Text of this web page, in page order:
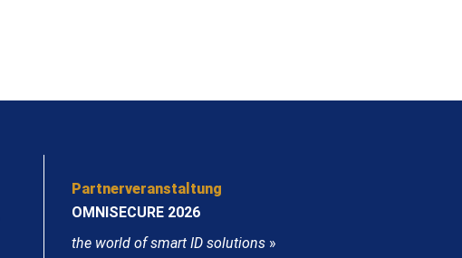
Partnerveranstaltung
OMNISECURE 2026
the world of smart ID solutions »